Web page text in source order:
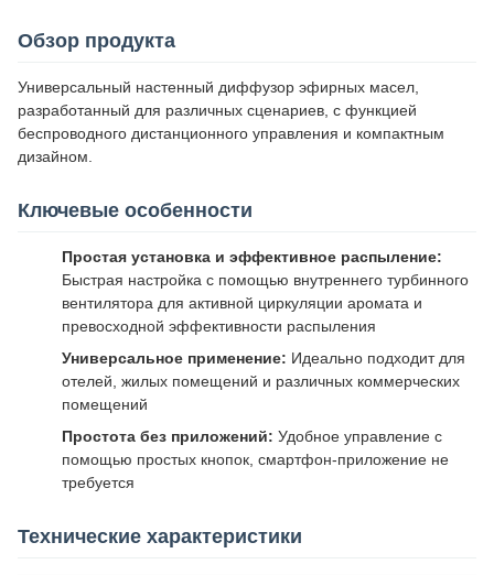
Обзор продукта
Универсальный настенный диффузор эфирных масел,
разработанный для различных сценариев, с функцией
беспроводного дистанционного управления и компактным
дизайном.
Ключевые особенности
Простая установка и эффективное распыление:
Быстрая настройка с помощью внутреннего турбинного
вентилятора для активной циркуляции аромата и
превосходной эффективности распыления
Универсальное применение: Идеально подходит для
отелей, жилых помещений и различных коммерческих
помещений
Простота без приложений: Удобное управление с
помощью простых кнопок, смартфон-приложение не
требуется
Технические характеристики